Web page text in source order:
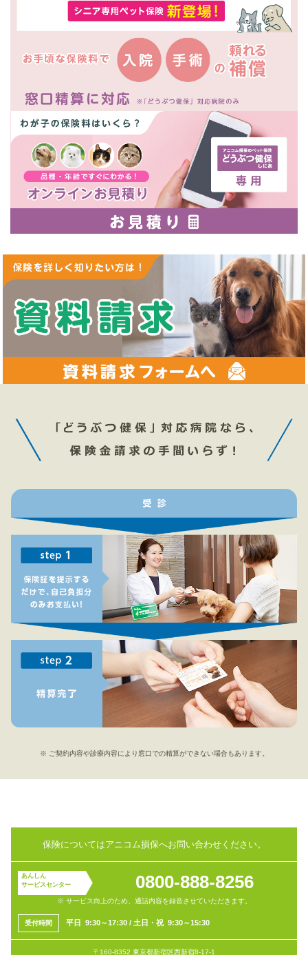
※ ご契約内容や診療内容により窓口での精算ができない場合もあります。
保険についてはアニコム損保へお問い合わせください。
あんしん
サービスセンター
0800-888-8256
※ サービス向上のため、通話内容を録音させていただきます。
受付時間 平日 9:30～17:30/ 土日・祝 9:30～15:30
〒160-8352 東京都新宿区西新宿8-17-1